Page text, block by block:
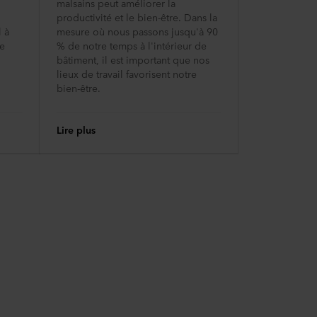
à
productivité et le bien-être. Dans la
mesure où nous passons jusqu'à 90
% de notre temps à l'intérieur de
bâtiment, il est important que nos
lieux de travail favorisent notre
bien-être.
Lire plus